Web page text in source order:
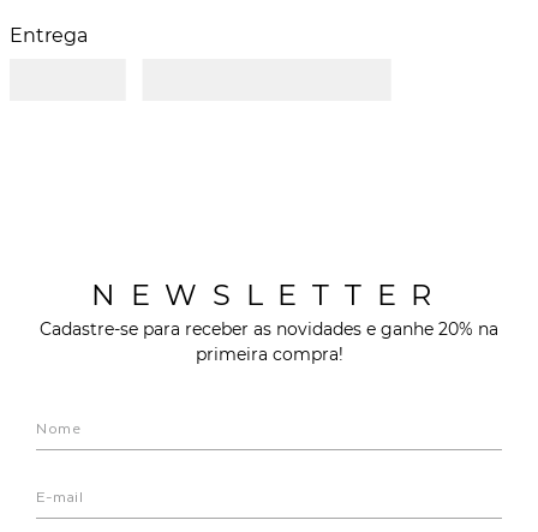
Entrega
NEWSLETTER
Cadastre-se para receber as novidades e ganhe 20% na
primeira compra!